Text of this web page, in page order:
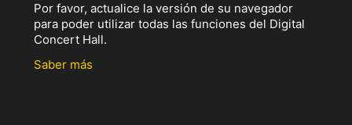
Por favor, actualice la versión de su navegador
para poder utilizar todas las funciones del Digital
Concert Hall.
Saber más